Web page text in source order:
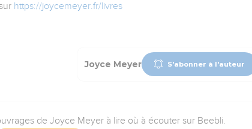
https://joycemeyer.fr/livres
Joyce Meyer S'abonner à l'auteur
de Joyce Meyer à lire où à écouter sur Beebli.